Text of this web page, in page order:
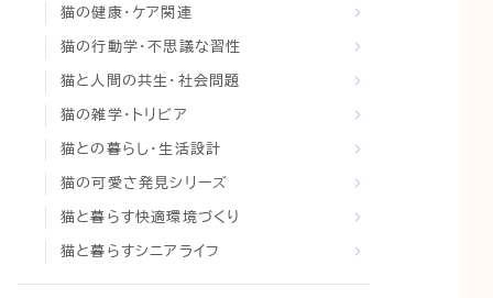
猫の健康・ケア関連
猫の行動学・不思議な習性
猫と人間の共生・社会問題
猫の雑学・トリビア
猫との暮らし・生活設計
猫の可愛さ発見シリーズ
猫と暮らす快適環境づくり
猫と暮らすシニアライフ